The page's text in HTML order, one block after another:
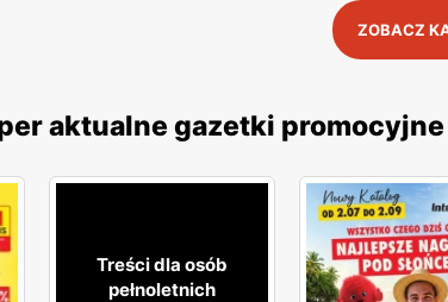
ZOBACZ
aktualne gazetki promocyjne
Treści dla osób
pełnoletnich